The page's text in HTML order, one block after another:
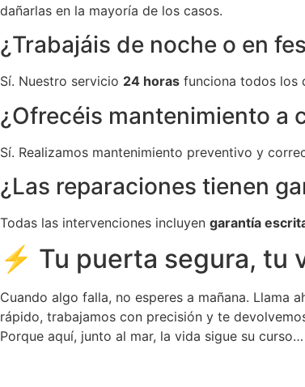
dañarlas en la mayoría de los casos.
¿Trabajáis de noche o en
Sí. Nuestro servicio 24 horas funciona todos los
¿Ofrecéis mantenimiento a
Sí. Realizamos mantenimiento preventivo y
¿Las reparaciones tienen
Todas las intervenciones incluyen garantía
⚡ Tu puerta segura, tu
Cuando algo falla, no esperes a mañana. Llama
rápido, trabajamos con precisión y te
Porque aquí, junto al mar, la vida sigue su